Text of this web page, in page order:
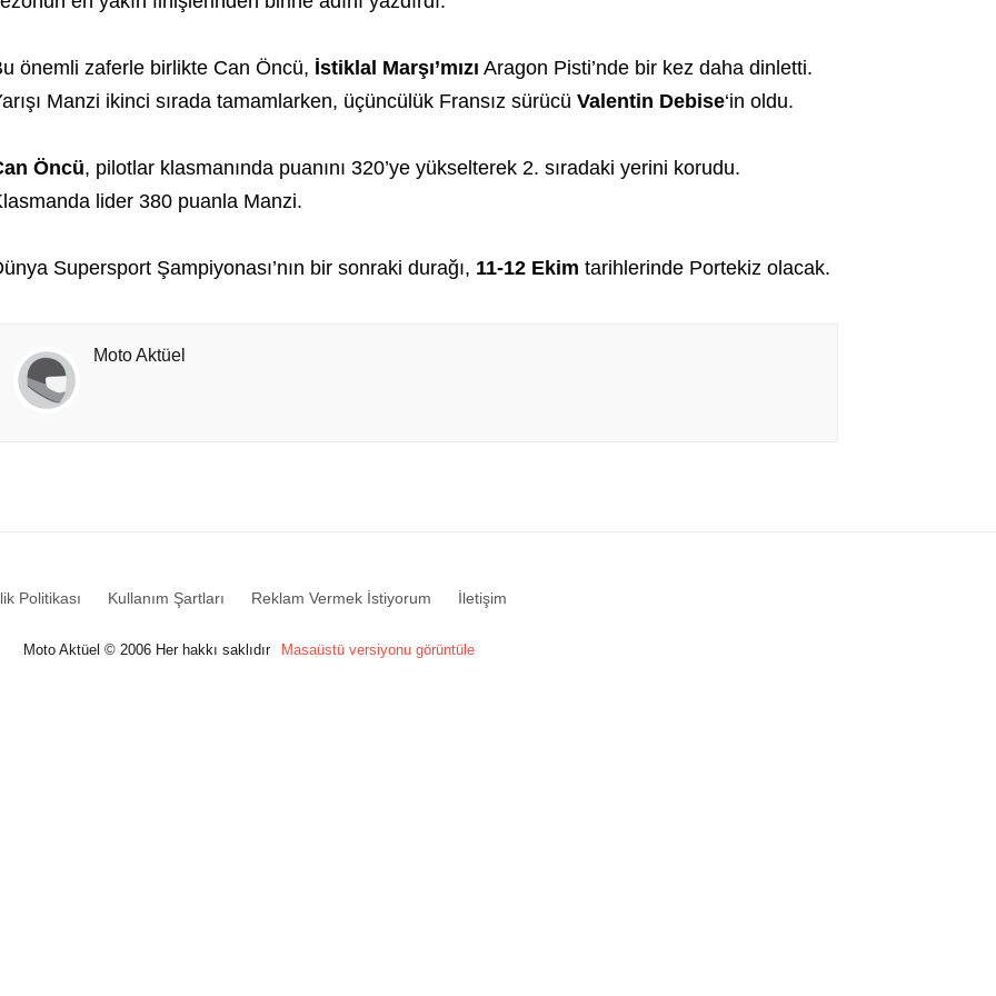
önemli zaferle birlikte Can Öncü, İstiklal Marşı’mızı Aragon Pisti’nde bir kez daha dinletti.
Manzi ikinci sırada tamamlarken, üçüncülük Fransız sürücü Valentin Debise‘in oldu.
Öncü, pilotlar klasmanında puanını 320’ye yükselterek 2. sıradaki yerini korudu.
lider 380 puanla Manzi.
Supersport Şampiyonası’nın bir sonraki durağı, 11-12 Ekim tarihlerinde Portekiz olacak.
Moto Aktüel
Politikası Kullanım Şartları Reklam Vermek İstiyorum İletişim
Moto Aktüel © 2006 Her hakkı saklıdır Masaüstü versiyonu görüntüle